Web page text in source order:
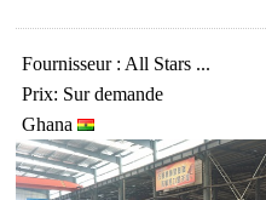
Fournisseur : All Stars ...
Prix: Sur demande
Ghana